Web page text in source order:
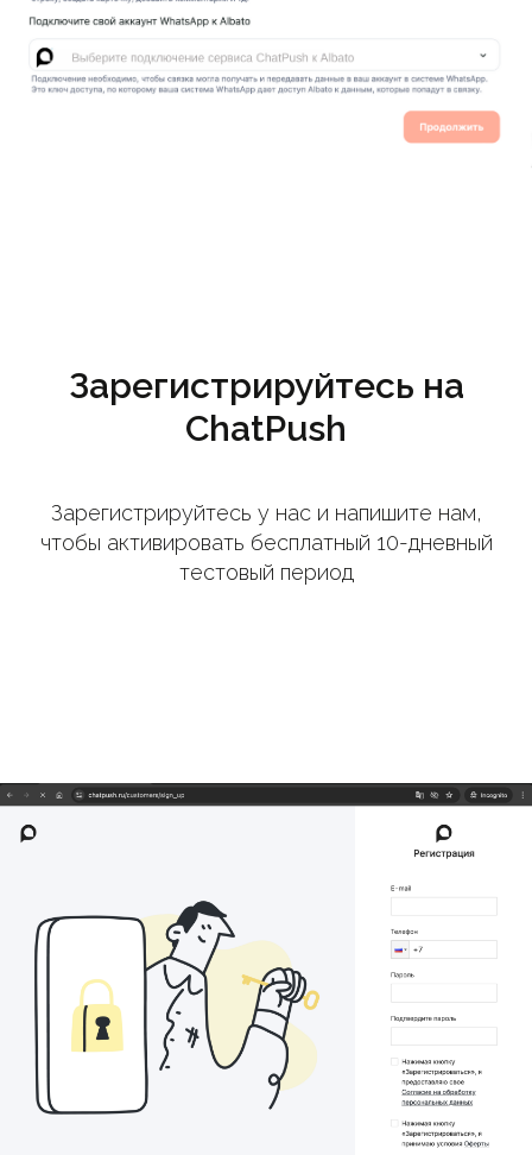
Зарегистрируйтесь на
ChatPush
Зарегистрируйтесь у нас и напишите нам,
чтобы активировать бесплатный 10-дневный
тестовый период